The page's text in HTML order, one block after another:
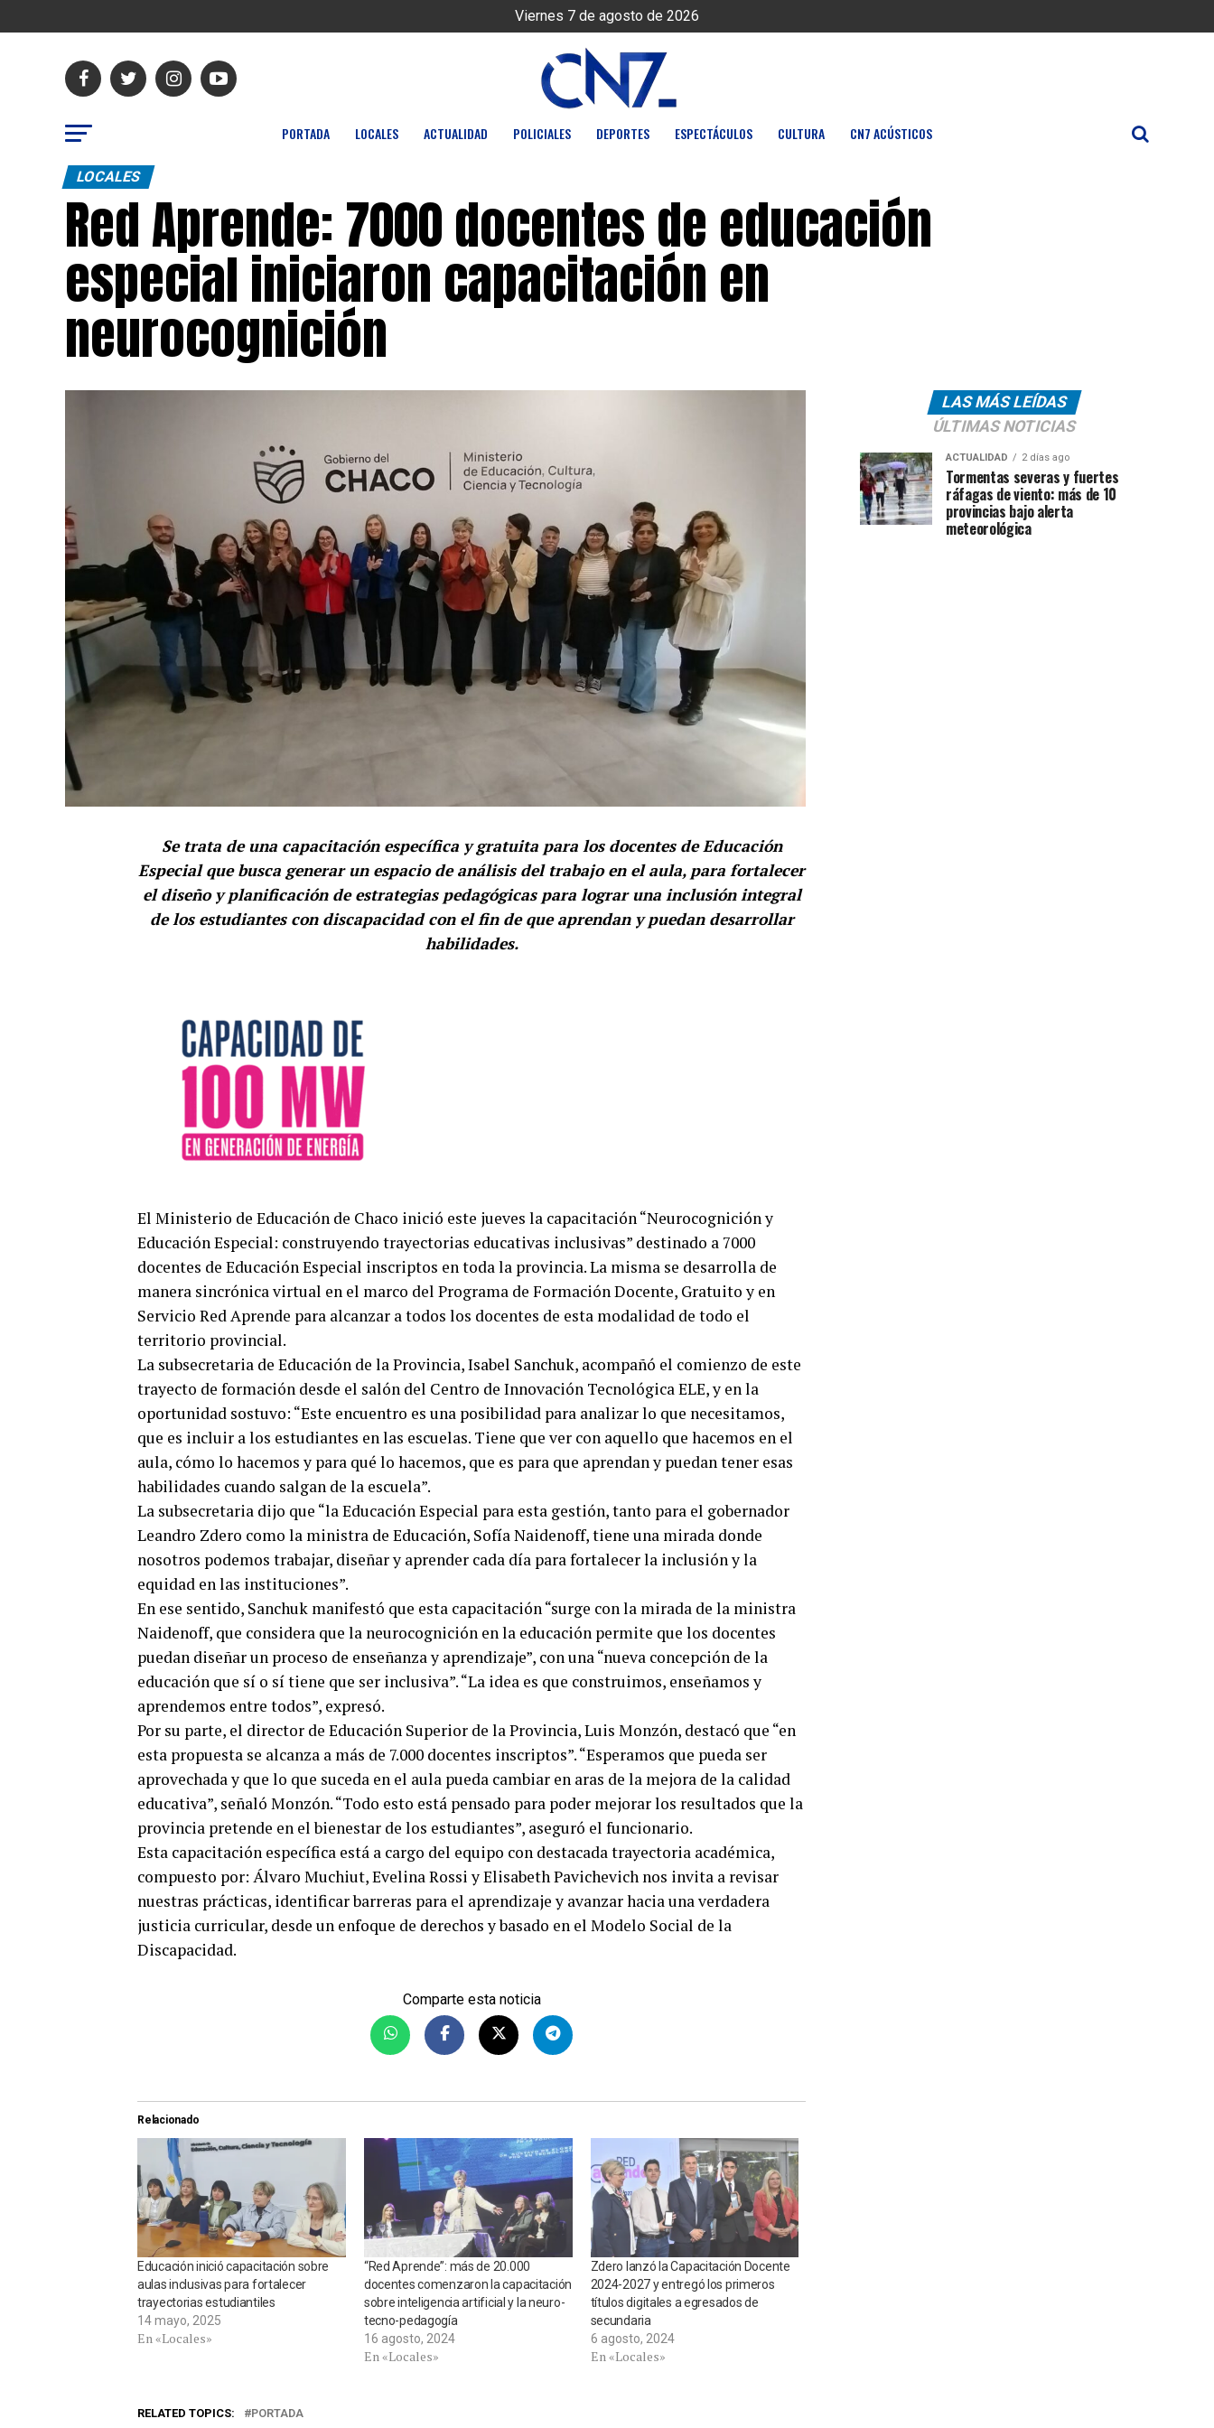
Viernes 7 de agosto de 2026
PORTADA LOCALES ACTUALIDAD POLICIALES DEPORTES ESPECTÁCULOS CULTURA CN7 ACÚSTICOS
LOCALES
Red Aprende: 7000 docentes de educación
especial iniciaron capacitación en
neurocognición
Se trata de una capacitación específica y gratuita para los docentes de Educación
Especial que busca generar un espacio de análisis del trabajo en el aula, para fortalecer
el diseño y planificación de estrategias pedagógicas para lograr una inclusión integral
de los estudiantes con discapacidad con el fin de que aprendan y puedan desarrollar
habilidades.
El Ministerio de Educación de Chaco inició este jueves la capacitación “Neurocognición y
Educación Especial: construyendo trayectorias educativas inclusivas” destinado a 7000
docentes de Educación Especial inscriptos en toda la provincia. La misma se desarrolla de
manera sincrónica virtual en el marco del Programa de Formación Docente, Gratuito y en
Servicio Red Aprende para alcanzar a todos los docentes de esta modalidad de todo el
territorio provincial.
La subsecretaria de Educación de la Provincia, Isabel Sanchuk, acompañó el comienzo de este
trayecto de formación desde el salón del Centro de Innovación Tecnológica ELE, y en la
oportunidad sostuvo: “Este encuentro es una posibilidad para analizar lo que necesitamos,
que es incluir a los estudiantes en las escuelas. Tiene que ver con aquello que hacemos en el
aula, cómo lo hacemos y para qué lo hacemos, que es para que aprendan y puedan tener esas
habilidades cuando salgan de la escuela”.
La subsecretaria dijo que “la Educación Especial para esta gestión, tanto para el gobernador
Leandro Zdero como la ministra de Educación, Sofía Naidenoff, tiene una mirada donde
nosotros podemos trabajar, diseñar y aprender cada día para fortalecer la inclusión y la
equidad en las instituciones”.
En ese sentido, Sanchuk manifestó que esta capacitación “surge con la mirada de la ministra
Naidenoff, que considera que la neurocognición en la educación permite que los docentes
puedan diseñar un proceso de enseñanza y aprendizaje”, con una “nueva concepción de la
educación que sí o sí tiene que ser inclusiva”. “La idea es que construimos, enseñamos y
aprendemos entre todos”, expresó.
Por su parte, el director de Educación Superior de la Provincia, Luis Monzón, destacó que “en
esta propuesta se alcanza a más de 7.000 docentes inscriptos”. “Esperamos que pueda ser
aprovechada y que lo que suceda en el aula pueda cambiar en aras de la mejora de la calidad
educativa”, señaló Monzón. “Todo esto está pensado para poder mejorar los resultados que la
provincia pretende en el bienestar de los estudiantes”, aseguró el funcionario.
Esta capacitación específica está a cargo del equipo con destacada trayectoria académica,
compuesto por: Álvaro Muchiut, Evelina Rossi y Elisabeth Pavichevich nos invita a revisar
nuestras prácticas, identificar barreras para el aprendizaje y avanzar hacia una verdadera
justicia curricular, desde un enfoque de derechos y basado en el Modelo Social de la
Discapacidad.
Comparte esta noticia
Relacionado
Educación inició capacitación sobre
aulas inclusivas para fortalecer
trayectorias estudiantiles
14 mayo, 2025
En «Locales»
“Red Aprende”: más de 20.000
docentes comenzaron la capacitación
sobre inteligencia artificial y la neuro-
tecno-pedagogía
16 agosto, 2024
En «Locales»
Zdero lanzó la Capacitación Docente
2024-2027 y entregó los primeros
títulos digitales a egresados de
secundaria
6 agosto, 2024
En «Locales»
RELATED TOPICS: PORTADA
LAS MÁS LEÍDAS
ÚLTIMAS NOTICIAS
ACTUALIDAD 2 días ago
Tormentas severas y fuertes
ráfagas de viento: más de 10
provincias bajo alerta
meteorológica